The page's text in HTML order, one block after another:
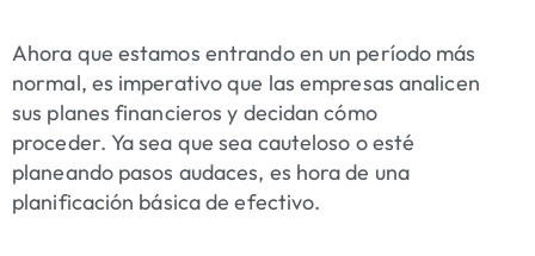
Ahora que estamos entrando en un período más
normal, es imperativo que las empresas analicen
sus planes financieros y decidan cómo
proceder. Ya sea que sea cauteloso o esté
planeando pasos audaces, es hora de una
planificación básica de efectivo.